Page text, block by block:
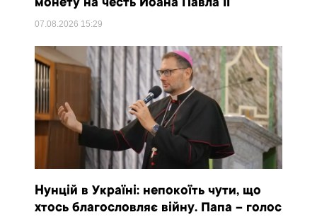
монету на честь Йоана Павла II
07.08.2026 15:29
Нунцій в Україні: непокоїть чути, що
хтось благословляє війну. Папа – голос